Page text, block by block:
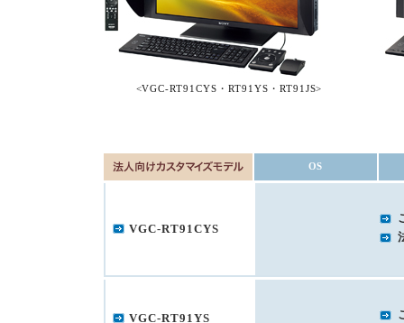
<VGC-RT91CYS・RT91YS・RT91JS>
OS
VGC-RT91CYS
VGC-RT91YS